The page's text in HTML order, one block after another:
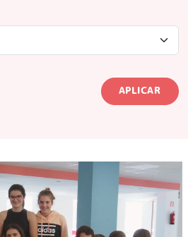
APLICAR